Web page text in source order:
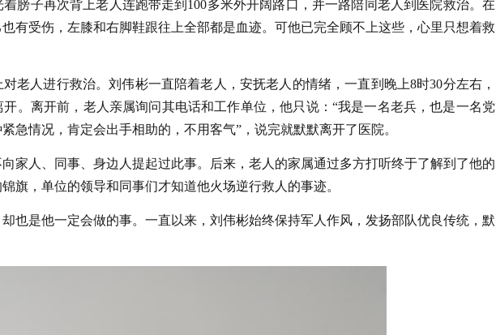
膀子再次背上老人连跑带走到100多米外开阔路口，并一路陪同老人到医院救治。在
有受伤，左膝和右脚鞋跟往上全部都是血迹。可他已完全顾不上这些，心里只想着救
老人进行救治。刘伟彬一直陪着老人，安抚老人的情绪，一直到晚上8时30分左右，
。离开前，老人亲属询问其电话和工作单位，他只说：“我是一名老兵，也是一名党
急情况，肯定会出手相助的，不用客气”，说完就默默离开了医院。
家人、同事、身边人提起过此事。后来，老人的家属通过多方打听终于了解到了他的
旗，单位的领导和同事们才知道他火场逆行救人的事迹。
也是他一定会做的事。一直以来，刘伟彬始终保持军人作风，发扬部队优良传统，默